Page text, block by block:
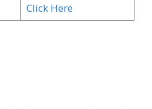
Click Here